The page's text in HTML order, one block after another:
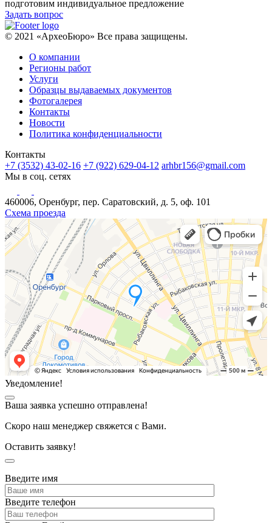
подготовим индивидуальное предложение
Задать вопрос
© 2021 «АрхеоБюро» Все права защищены.
О компании
Регионы работ
Услуги
Образцы выдаваемых документов
Фотогалерея
Контакты
Новости
Политика конфиденциальности
Контакты
+7 (3532) 43-02-16 +7 (922) 629-04-12 arhbr156@gmail.com
Мы в соц. сетях
460006, Оренбург, пер. Саратовский, д. 5, оф. 101
Схема проезда
Уведомление!
Ваша заявка успешно отправлена!
Скоро наш менеджер свяжется с Вами.
Оставить заявку!
Введите имя
Введите телефон